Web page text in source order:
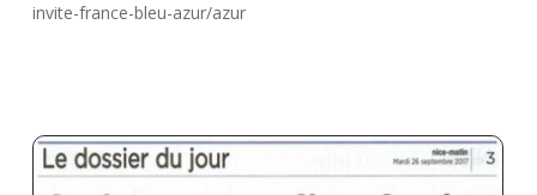
invite-france-bleu-azur/azur